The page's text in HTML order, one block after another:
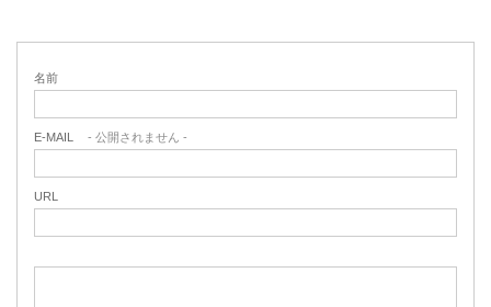
名前
E-MAIL - 公開されません -
URL